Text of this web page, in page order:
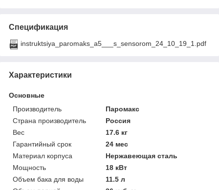
Спецификация
instruktsiya_paromaks_a5___s_sensorom_24_10_19_1.pdf
Характеристики
Основные
Производитель
Паромакс
Страна производитель
Россия
Вес
17.6 кг
Гарантийный срок
24 мес
Материал корпуса
Нержавеющая сталь
Мощность
18 кВт
Объем бака для воды
11.5 л